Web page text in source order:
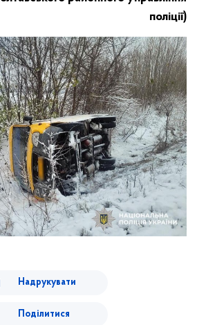
поліції)
Надрукувати
Поділитися